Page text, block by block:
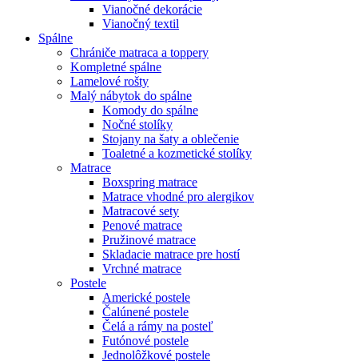
Vianočné dekorácie
Vianočný textil
Spálne
Chrániče matraca a toppery
Kompletné spálne
Lamelové rošty
Malý nábytok do spálne
Komody do spálne
Nočné stolíky
Stojany na šaty a oblečenie
Toaletné a kozmetické stolíky
Matrace
Boxspring matrace
Matrace vhodné pro alergikov
Matracové sety
Penové matrace
Pružinové matrace
Skladacie matrace pre hostí
Vrchné matrace
Postele
Americké postele
Čalúnené postele
Čelá a rámy na posteľ
Futónové postele
Jednolôžkové postele